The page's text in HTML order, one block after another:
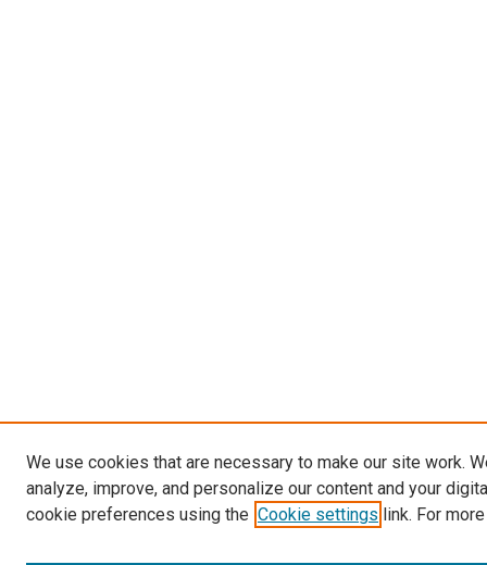
We use cookies that are necessary to make our site work.
analyze, improve, and personalize our content and your
cookie preferences using the Cookie settings link. For